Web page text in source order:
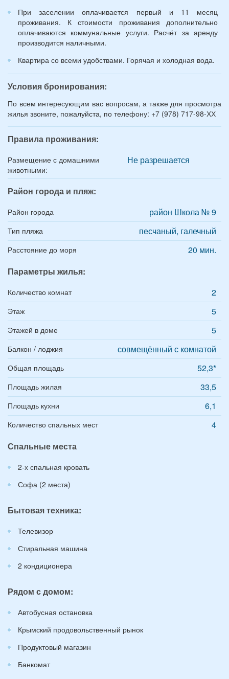
При заселении оплачивается первый и 11 месяц
проживания. К стоимости проживания дополнительно
оплачиваются коммунальные услуги. Расчёт за аренду
производится наличными.
Квартира со всеми удобствами. Горячая и холодная вода.
Условия бронирования:
По всем интересующим вас вопросам, а также для просмотра
жилья звоните, пожалуйста, по телефону: +7 (978) 717-98-ХХ
Правила проживания:
Размещение с домашними
животными:
Не разрешается
Район города и пляж:
Район города район Школа № 9
Тип пляжа песчаный, галечный
Расстояние до моря
20 мин.
Параметры жилья:
Количество комнат 2
Этаж 5
Этажей в доме 5
Балкон / лоджия совмещённый с комнатой
Общая площадь 52,3*
Площадь жилая 33,5
Площадь кухни 6,1
Количество спальных мест
4
Спальные места
2-х спальная кровать
Софа (2 места)
Бытовая техника:
Телевизор
Стиральная машина
2 кондиционера
Рядом с домом:
Автобусная остановка
Крымский продовольственный рынок
Продуктовый магазин
Банкомат